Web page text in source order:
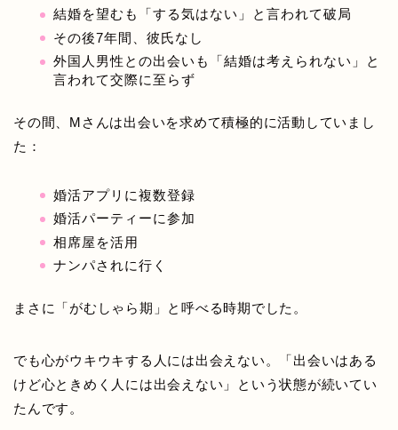
結婚を望むも「する気はない」と言われて破局
その後7年間、彼氏なし
外国人男性との出会いも「結婚は考えられない」と
言われて交際に至らず
その間、Mさんは出会いを求めて積極的に活動していまし
た：
婚活アプリに複数登録
婚活パーティーに参加
相席屋を活用
ナンパされに行く
まさに「がむしゃら期」と呼べる時期でした。
でも心がウキウキする人には出会えない。「出会いはある
けど心ときめく人には出会えない」という状態が続いてい
たんです。